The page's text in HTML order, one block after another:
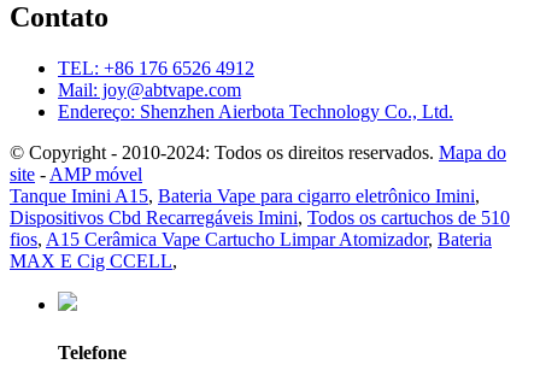
Contato
TEL: +86 176 6526 4912
Mail: joy@abtvape.com
Endereço: Shenzhen Aierbota Technology Co., Ltd.
© Copyright - 2010-2024: Todos os direitos reservados. Mapa do
site - AMP móvel
Tanque Imini A15, Bateria Vape para cigarro eletrônico Imini,
Dispositivos Cbd Recarregáveis ​​Imini, Todos os cartuchos de 510
fios, A15 Cerâmica Vape Cartucho Limpar Atomizador, Bateria
MAX E Cig CCELL,
Telefone